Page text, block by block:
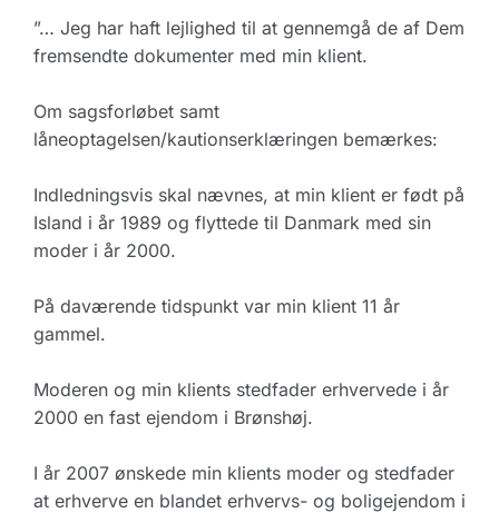
”… Jeg har haft lejlighed til at gennemgå de af Dem
fremsendte dokumenter med min klient.
Om sagsforløbet samt
låneoptagelsen/kautionserklæringen bemærkes:
Indledningsvis skal nævnes, at min klient er født på
Island i år 1989 og flyttede til Danmark med sin
moder i år 2000.
På daværende tidspunkt var min klient 11 år
gammel.
Moderen og min klients stedfader erhvervede i år
2000 en fast ejendom i Brønshøj.
I år 2007 ønskede min klients moder og stedfader
at erhverve en blandet erhvervs- og boligejendom i